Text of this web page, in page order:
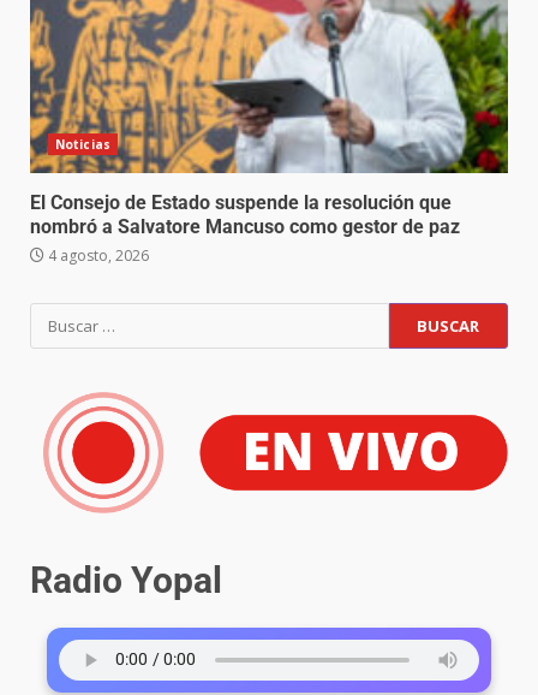
Noticias
El Consejo de Estado suspende la resolución que
nombró a Salvatore Mancuso como gestor de paz
4 agosto, 2026
Radio Yopal